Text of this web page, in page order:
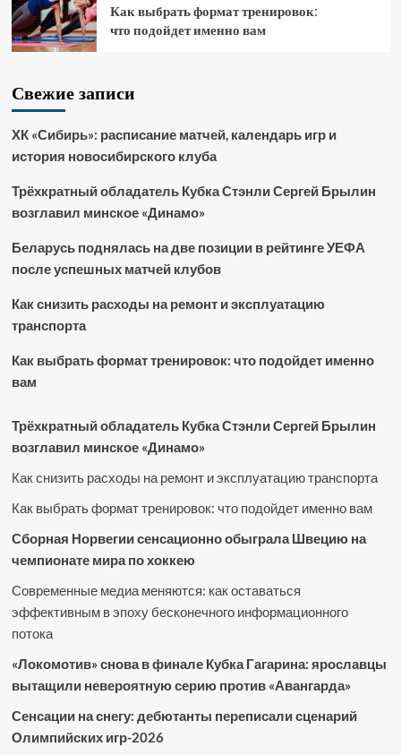
Как выбрать формат тренировок:
что подойдет именно вам
Свежие записи
ХК «Сибирь»: расписание матчей, календарь игр и
история новосибирского клуба
Трёхкратный обладатель Кубка Стэнли Сергей Брылин
возглавил минское «Динамо»
Беларусь поднялась на две позиции в рейтинге УЕФА
после успешных матчей клубов
Как снизить расходы на ремонт и эксплуатацию
транспорта
Как выбрать формат тренировок: что подойдет именно
вам
Трёхкратный обладатель Кубка Стэнли Сергей Брылин
возглавил минское «Динамо»
Как снизить расходы на ремонт и эксплуатацию транспорта
Как выбрать формат тренировок: что подойдет именно вам
Сборная Норвегии сенсационно обыграла Швецию на
чемпионате мира по хоккею
Современные медиа меняются: как оставаться
эффективным в эпоху бесконечного информационного
потока
«Локомотив» снова в финале Кубка Гагарина: ярославцы
вытащили невероятную серию против «Авангарда»
Сенсации на снегу: дебютанты переписали сценарий
Олимпийских игр-2026